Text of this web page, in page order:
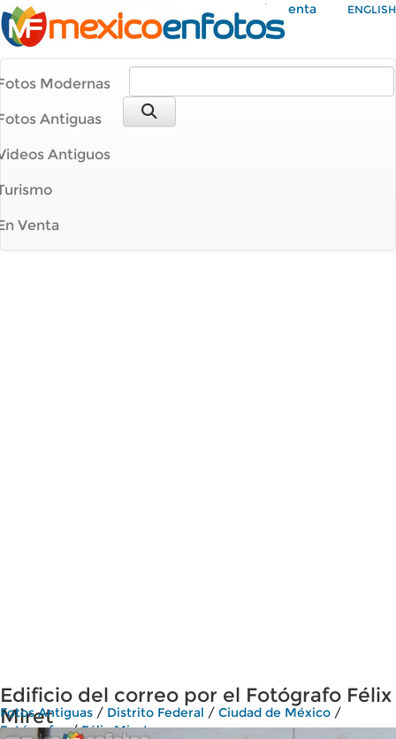
Mi Cuenta ENGLISH
Modernas
Antiguas
Antiguos
Venta
Edificio del correo por el Fotógrafo Félix
Miret
Fotos Antiguas / Distrito Federal / Ciudad de México /
Fotógrafos/Félix Miret